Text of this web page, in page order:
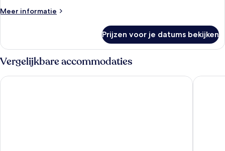
Meer informatie
Meer
(with
garden)
Prijzen voor je datums bekijken
Vergelijkbare accommodaties
Cleopatra Palace Hotel